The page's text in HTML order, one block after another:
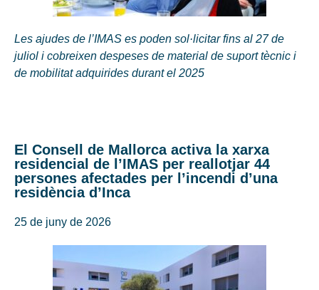
Les ajudes de l’IMAS es poden sol·licitar fins al 27 de
juliol i cobreixen despeses de material de suport tècnic i
de mobilitat adquirides durant el 2025
El Consell de Mallorca activa la xarxa
residencial de l’IMAS per reallotjar 44
persones afectades per l’incendi d’una
residència d’Inca
25 de juny de 2026